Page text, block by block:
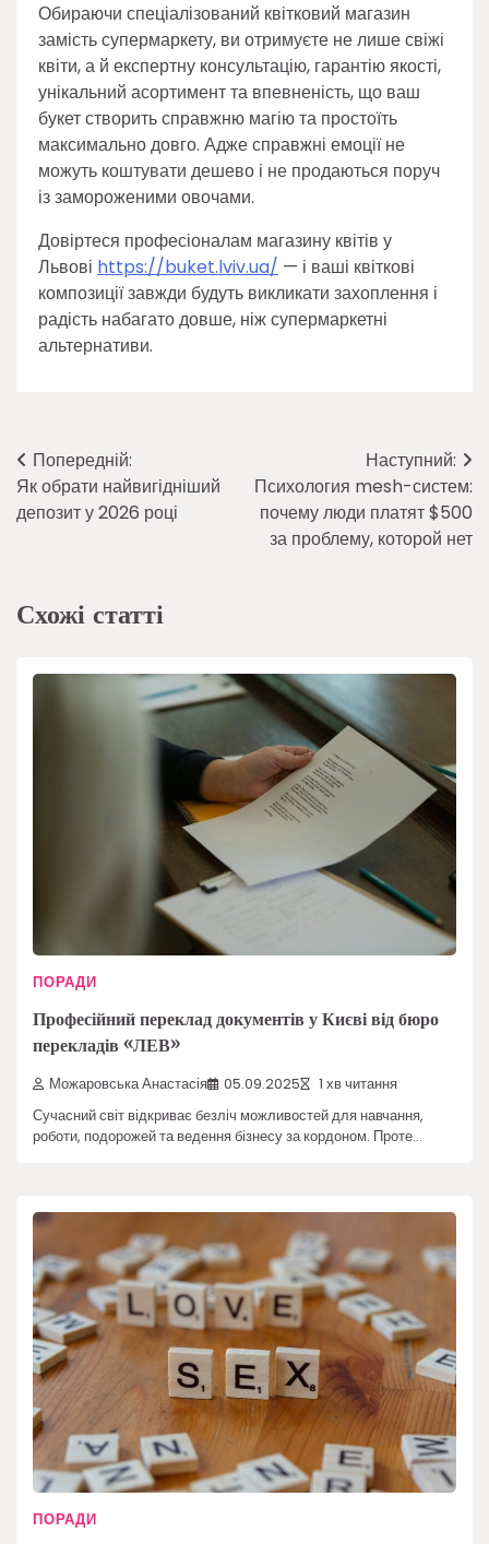
Обираючи спеціалізований квітковий магазин
замість супермаркету, ви отримуєте не лише свіжі
квіти, а й експертну консультацію, гарантію якості,
унікальний асортимент та впевненість, що ваш
букет створить справжню магію та простоїть
максимально довго. Адже справжні емоції не
можуть коштувати дешево і не продаються поруч
із замороженими овочами.
Довіртеся професіоналам магазину квітів у
Львові https://buket.lviv.ua/ — і ваші квіткові
композиції завжди будуть викликати захоплення і
радість набагато довше, ніж супермаркетні
альтернативи.
Навігація
записів
Попередній:
Як обрати найвигідніший
депозит у 2026 році
Наступний:
Психология mesh-систем:
почему люди платят $500
за проблему, которой нет
Схожі статті
ПОРАДИ
Професійний переклад документів у Києві від бюро
перекладів «ЛЕВ»
Можаровська Анастасія 05.09.2025 1 хв читання
Сучасний світ відкриває безліч можливостей для навчання,
роботи, подорожей та ведення бізнесу за кордоном. Проте…
ПОРАДИ